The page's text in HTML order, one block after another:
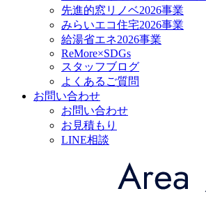
先進的窓リノベ2026事業
みらいエコ住宅2026事業
給湯省エネ2026事業
ReMore×SDGs
スタッフブログ
よくあるご質問
お問い合わせ
お問い合わせ
お見積もり
LINE相談